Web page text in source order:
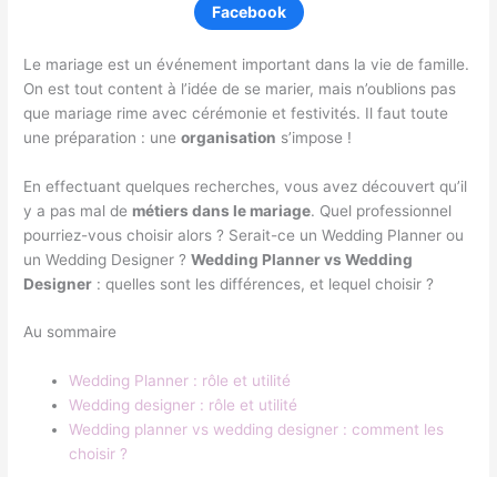
Facebook
Le mariage est un événement important dans la vie de famille.
On est tout content à l’idée de se marier, mais n’oublions pas
que mariage rime avec cérémonie et festivités. Il faut toute
une préparation : uneorganisation s’impose !
En effectuant quelques recherches, vous avez découvert qu’il
y a pas mal de métiers dans le mariage. Quel professionnel
pourriez-vous choisir alors ? Serait-ce un Wedding Planner ou
un Wedding Designer ?Wedding Planner vs Wedding
Designer : quelles sont les différences, et lequel choisir ?
Au sommaire
Wedding Planner : rôle et utilité
Wedding designer : rôle et utilité
Wedding planner vs wedding designer : comment les
choisir ?